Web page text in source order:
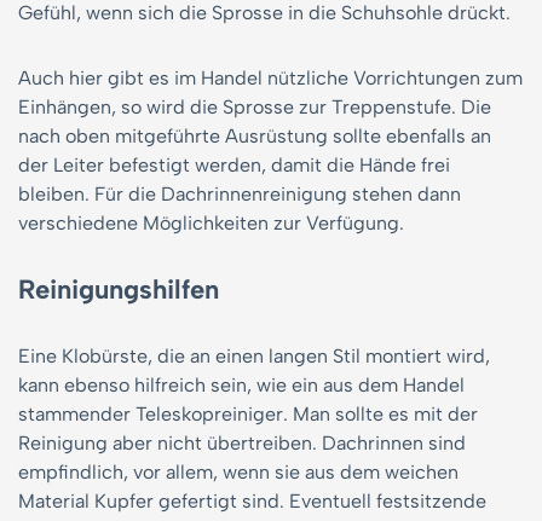
Gefühl, wenn sich die Sprosse in die Schuhsohle drückt.
Auch hier gibt es im Handel nützliche Vorrichtungen zum
Einhängen, so wird die Sprosse zur Treppenstufe. Die
nach oben mitgeführte Ausrüstung sollte ebenfalls an
der Leiter befestigt werden, damit die Hände frei
bleiben. Für die Dachrinnenreinigung stehen dann
verschiedene Möglichkeiten zur Verfügung.
Reinigungshilfen
Eine Klobürste, die an einen langen Stil montiert wird,
kann ebenso hilfreich sein, wie ein aus dem Handel
stammender Teleskopreiniger. Man sollte es mit der
Reinigung aber nicht übertreiben. Dachrinnen sind
empfindlich, vor allem, wenn sie aus dem weichen
Material Kupfer gefertigt sind. Eventuell festsitzende